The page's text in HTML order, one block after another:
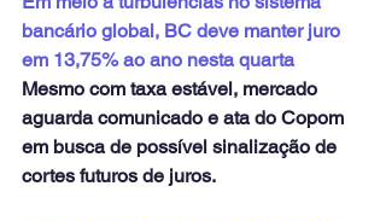
bancário global, BC deve manter juro
em 13,75% ao ano nesta quarta
Mesmo com taxa estável, mercado
aguarda comunicado e ata do Copom
em busca de possível sinalização de
cortes futuros de juros.